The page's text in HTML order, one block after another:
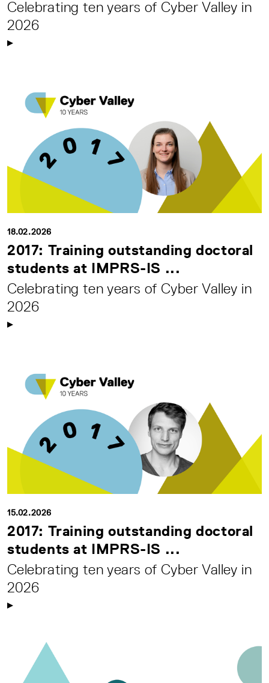
Celebrating ten years of Cyber Valley in
2026
18.02.2026
2017: Training outstanding doctoral
students at IMPRS-IS ...
Celebrating ten years of Cyber Valley in
2026
15.02.2026
2017: Training outstanding doctoral
students at IMPRS-IS ...
Celebrating ten years of Cyber Valley in
2026